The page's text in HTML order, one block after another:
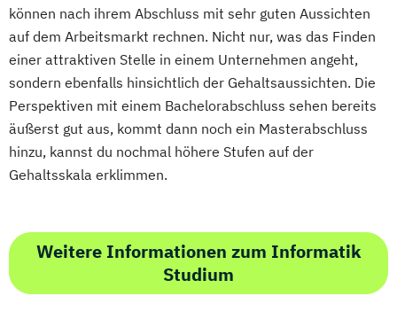
können nach ihrem Abschluss mit sehr guten Aussichten
auf dem Arbeitsmarkt rechnen. Nicht nur, was das Finden
einer attraktiven Stelle in einem Unternehmen angeht,
sondern ebenfalls hinsichtlich der Gehaltsaussichten. Die
Perspektiven mit einem Bachelorabschluss sehen bereits
äußerst gut aus, kommt dann noch ein Masterabschluss
hinzu, kannst du nochmal höhere Stufen auf der
Gehaltsskala erklimmen.
Weitere Informationen zum Informatik
Studium